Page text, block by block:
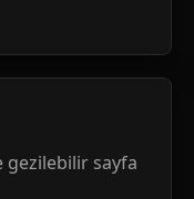
gezilebilir sayfa